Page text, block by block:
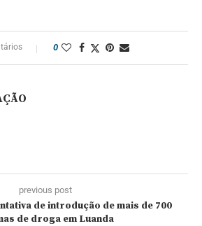
0
previous post
de introdução de mais de 700
de droga em Luanda